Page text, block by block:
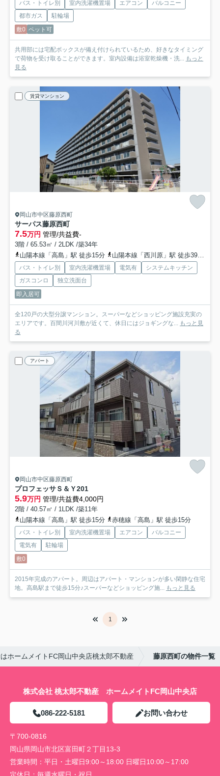
バス・トイレ別 室内洗濯機置場 エアコン
バルコニー
都市ガス
駐輪場
敷0 ペット可
共用部には宅配ボックスが備え付けられているため、好きなタイミング
で荷物を受け取ることができます。室内設備は浴室乾燥機・洗... もっと
見る
賃貸マンション
岡山市中区藤原西町
サーパス藤原西町
7.5万円 管理/共益費-
3階 / 65.53㎡ / 2LDK /築34年
山陽本線「高島」駅 徒歩15分
山陽本線「西川原」駅 徒歩39分
バス・トイレ別 室内洗濯機置場 電気有
システムキッチン
ガスコンロ
独立洗面台
即入居可
全120戸の大型分譲マンション。スーパーなどショッピング施設充実の
エリアです。百間川河川敷が近くて、休日にはジョギングな... もっと見
る
アパート
岡山市中区藤原西町
プロフェッサＳ＆Ｙ201
5.9万円 管理/共益費4,000円
2階 / 40.57㎡ / 1LDK /築11年
山陽本線「高島」駅 徒歩15分
赤穂線「高島」駅 徒歩15分
バス・トイレ別 室内洗濯機置場 エアコン
バルコニー
電気有
駐輪場
敷0
2015年完成のアパート。周辺はアパート・マンションが多い閑静な住宅
地。高島駅まで徒歩15分♪スーパーなどショッピング施... もっと見る
1
ホームメイトFC岡山中央店桃太郎不動産 藤原西町の物件一覧
株式会社 桃太郎不動産 ホームメイトFC岡山中央店
086-222-5181 お問い合わせ
〒700-0816
岡山県岡山市北区富田町２丁目13-3
営業時間： 平日・土曜日9:00～18:00 日曜日10:00～17:00